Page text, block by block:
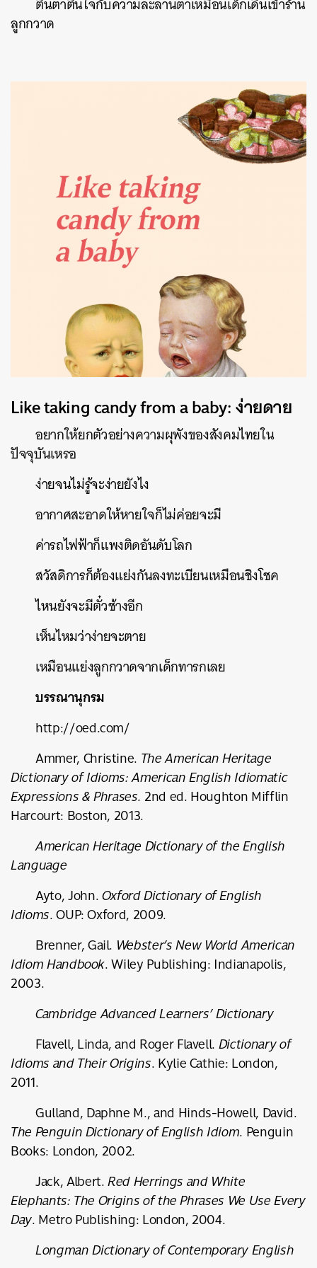
ลูกกวาด
Like taking candy from a baby: ง่ายดาย
อยากให้ยกตัวอย่างความผุพังของสังคมไทยใน
ปัจจุบันเหรอ
ง่ายจนไม่รู้จะง่ายยังไง
อากาศสะอาดให้หายใจก็ไม่ค่อยจะมี
ค่ารถไฟฟ้าก็แพงติดอันดับโลก
สวัสดิการก็ต้องแย่งกันลงทะเบียนเหมือนชิงโชค
ไหนยังจะมีตั๋วช้างอีก
เห็นไหมว่าง่ายจะตาย
เหมือนแย่งลูกกวาดจากเด็กทารกเลย
บรรณานุกรม
http://oed.com/
Ammer, Christine. The American Heritage
Dictionary of Idioms: American English Idiomatic
Expressions & Phrases. 2nd ed. Houghton Mifflin
Harcourt: Boston, 2013.
American Heritage Dictionary of the English
Language
Ayto, John.Oxford Dictionary of English
Idioms. OUP: Oxford, 2009.
Brenner, Gail. Webster’s New World American
Idiom Handbook. Wiley Publishing: Indianapolis,
2003.
Cambridge Advanced Learners’ Dictionary
Flavell, Linda, and Roger Flavell.Dictionary of
Idioms and Their Origins. Kylie Cathie: London,
2011.
Gulland, Daphne M., and Hinds-Howell, David.
The Penguin Dictionary of English Idiom. Penguin
Books: London, 2002.
Jack, Albert.Red Herrings and White
Elephants: The Origins of the Phrases We Use Every
Day. Metro Publishing: London, 2004.
Longman Dictionary of Contemporary English